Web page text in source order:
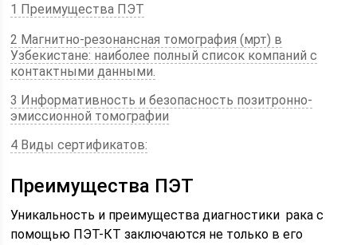
1 Преимущества ПЭТ
2 Магнитно-резонансная томография (мрт) в
Узбекистане: наиболее полный список компаний с
контактными данными.
3 Информативность и безопасность позитронно-
эмиссионной томографии
4 Виды сертификатов:
Преимущества ПЭТ
Уникальность и преимущества диагностики рака с
помощью ПЭТ-КТ заключаются не только в его